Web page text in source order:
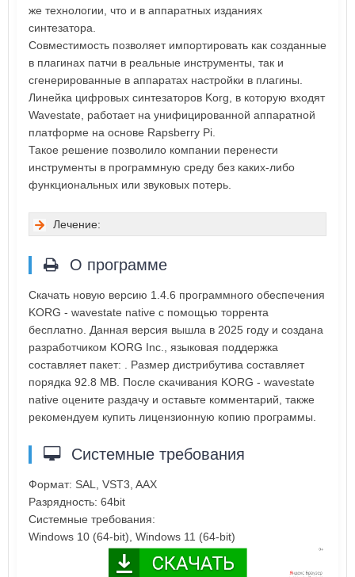
же технологии, что и в аппаратных изданиях
синтезатора.
Совместимость позволяет импортировать как созданные
в плагинах патчи в реальные инструменты, так и
сгенерированные в аппаратах настройки в плагины.
Линейка цифровых синтезаторов Korg, в которую входят
Wavestate, работает на унифицированной аппаратной
платформе на основе Rapsberry Pi.
Такое решение позволило компании перенести
инструменты в программную среду без каких-либо
функциональных или звуковых потерь.
Лечение:
О программе
Скачать новую версию 1.4.6 программного обеспечения
KORG - wavestate native с помощью торрента
бесплатно. Данная версия вышла в 2025 году и создана
разработчиком KORG Inc., языковая поддержка
составляет пакет: . Размер дистрибутива составляет
порядка 92.8 MB. После скачивания KORG - wavestate
native оцените раздачу и оставьте комментарий, также
рекомендуем купить лицензионную копию программы.
Системные требования
Формат: SAL, VST3, AAX
Разрядность: 64bit
Системные требования:
Windows 10 (64-bit), Windows 11 (64-bit)